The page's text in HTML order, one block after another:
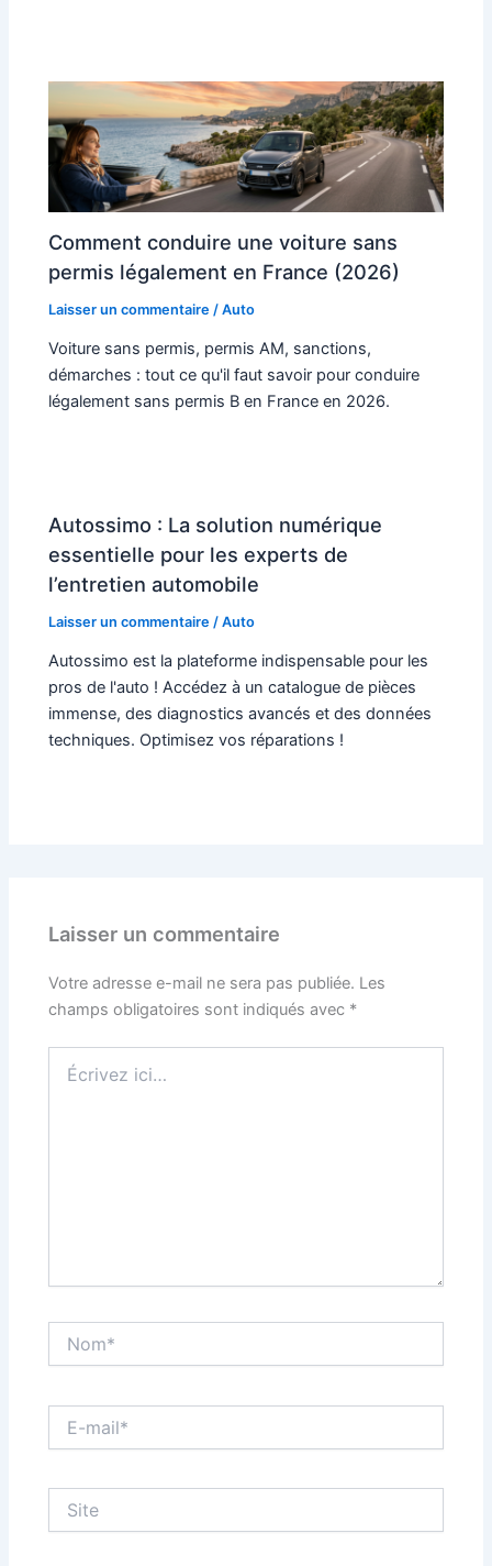
Comment conduire une voiture sans
permis légalement en France (2026)
Laisser un commentaire /Auto
Voiture sans permis, permis AM, sanctions,
démarches : tout ce qu'il faut savoir pour conduire
légalement sans permis B en France en 2026.
Autossimo : La solution numérique
essentielle pour les experts de
l’entretien automobile
Laisser un commentaire /Auto
Autossimo est la plateforme indispensable pour les
pros de l'auto ! Accédez à un catalogue de pièces
immense, des diagnostics avancés et des données
techniques. Optimisez vos réparations !
Laisser un commentaire
Votre adresse e-mail ne sera pas publiée. Les
champs obligatoires sont indiqués avec *
ici…
mail*